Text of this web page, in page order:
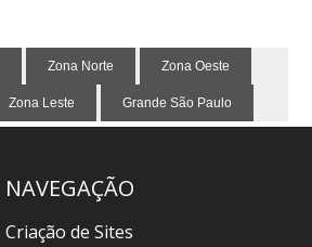
Zona Norte Zona Oeste
Zona Leste Grande São Paulo
NAVEGAÇÃO
Criação de Sites